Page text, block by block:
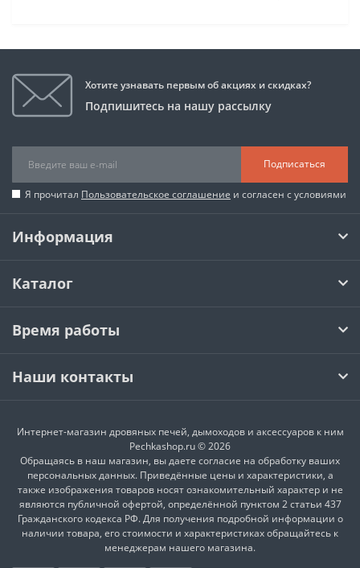
Хотите узнавать первым об акциях и скидках?
Подпишитесь на нашу рассылку
Подписаться
Я прочитал Пользовательское соглашение и согласен с условиями
Информация
Каталог
Время работы
Наши контакты
Интернет-магазин дровяных печей, дымоходов и аксессуаров к ним
Pechkashop.ru © 2026
Обращаясь в наш магазин, вы даете согласие на обработку ваших
персональных данных. Приведённые цены и характеристики, а
также изображения товаров носят ознакомительный характер и не
являются публичной офертой, определённой пунктом 2 статьи 437
Гражданского кодекса РФ. Для получения подробной информации о
наличии товара, его стоимости и характеристиках обращайтесь к
менеджерам нашего магазина.